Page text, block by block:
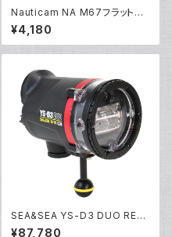
Nauticam NA M67フラットポ
ートキャップ [20480]
¥4,180
SEA&SEA YS-D3 DUO RED
[03130]
¥87,780